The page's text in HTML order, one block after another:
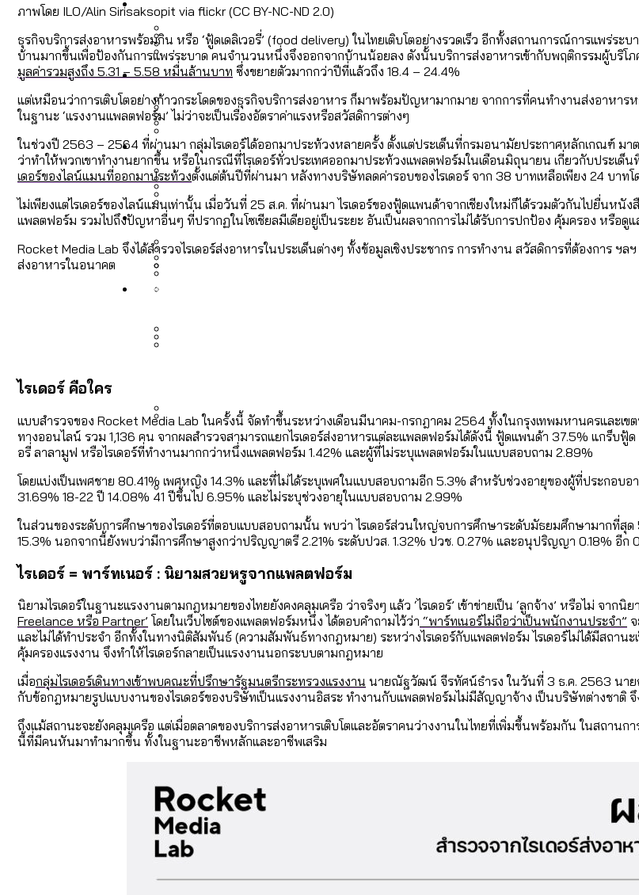
สมุดจดการบ้าน ส.ก. 2569 : แต่ละเขตมีปัญหาอะไรที่ ส.ก. ต้องทำการบ้าน
Vote62 ขอบคุณประชาชนที่ร่วมสังเกตการณ์การเลือกตั้งชวนคุยกันถึง
กทม. มีอำนาจแค่ไหน ในการแก้ปัญหาให้คนที่อาศัยอยู่ในกรุงเทพฯ
ขยะมูลฝอย 2568 [ข้อมูลดิบ]
ขยะของคน กทม. ที่ยังถูกนำไปทิ้งที่ ฉะเชิงเทรา นครปฐม และล่าสุดที่กา
งบระบายน้ำ-ป้องกันน้ำท่วม 4 ปี (2566-2569) ของ กทม. ในยุคชัชชาติ ลง
สำรวจ Hate Speech ที่ถูกผลิตซ้ำผ่านวิดีโอ AI ในช่วงความขัดแย้งไทย
ความเกลียดชังที่ขายได้ : สำรวจ Hate Speech ที่ถูกผลิตซ้ำผ่านวิดีโอ
กรุงเทพฯ เมืองคอนเสิร์ต : สำรวจคอนเสิร์ตและแฟนมีตติ้งในไทยจำนว
เมกะโปรเจ็กต์ของ กทม. ในช่วงที่มีการใช้งบคาบเกี่ยวในยุคชัชชาติ มีอะไ
ค่าฝุ่นในกรุงเทพฯ 2025 เทียบกับจำนวนควันบุหรี่ที่เข้าปอด [ข้อมูลดิบ]
สำรวจเศรษฐกิจในกรุงเทพฯ ผ่าน Bangkok Index 2025
Future
สังคมผู้สูงอายุไทย [ข้อมูลดิบ]
สำรวจสังคมผู้สูงอายุไทย : 6 จังหวัดเป็นสังคมสูงวัยระดับสุดยอด และ
Bangkok Index 2025 : อันดับความน่าอยู่ของ 50 เขตในกรุงเทพฯ
Database
สังคมผู้สูงอายุไทย [ข้อมูลดิบ]
กรุงเทพฯ เมืองสังคมผู้สูงอายุ [ข้อมูลดิบ]
สวนสาธารณะและพื้นที่สีเขียวใน กทม. [ข้อมูลดิบ]
Project
Bangkok Index
About Us
ภาพโดย ILO/Alin Sirisaksopit via flickr (CC BY-NC-ND 2.0)
ธุรกิจบริการส่งอาหารพร้อมกิน หรือ ‘ฟู้ดเดลิเวอรี่’ (food delivery) ในไทยเติบโตอย่างรวดเร็ว อีกทั้งสถานการณ์การแพร่ระ
บ้านมากขึ้นเพื่อป้องกันการแพร่ระบาด คนจำนวนหนึ่งจึงออกจากบ้านน้อยลง ดังนั้นบริการส่งอาหารเข้ากับพฤติกรรมผู้บริโภ
มูลค่ารวมสูงถึง 5.31 – 5.58 หมื่นล้านบาท ซึ่งขยายตัวมากกว่าปีที่แล้วถึง 18.4 – 24.4%
แต่เหมือนว่าการเติบโตอย่างก้าวกระโดดของธุรกิจบริการส่งอาหาร ก็มาพร้อมปัญหามากมาย จากการที่คนทำงานส่งอาหารห
ในฐานะ ‘แรงงานแพลตฟอร์ม’ ไม่ว่าจะเป็นเรื่องอัตราค่าแรงหรือสวัสดิการต่างๆ
ในช่วงปี 2563 – 2564 ที่ผ่านมา กลุ่มไรเดอร์ได้ออกมาประท้วงหลายครั้ง ตั้งแต่ประเด็นที่กรมอนามัยประกาศหลักเกณฑ์ ม
ว่าทำให้พวกเขาทำงานยากขึ้น หรือในกรณีที่ไรเดอร์ทั่วประเทศออกมาประท้วงแพลตฟอร์มในเดือนมิถุนายน เกี่ยวกับประเ
เดอร์ของไลน์แมนที่ออกมาประท้วงตั้งแต่ต้นปีที่ผ่านมา หลังทางบริษัทลดค่ารอบของไรเดอร์ จาก 38 บาทเหลือเพียง 24 บาท
ไม่เพียงแต่ไรเดอร์ของไลน์แมนเท่านั้น เมื่อวันที่ 25 ส.ค. ที่ผ่านมา ไรเดอร์ของฟู้ดแพนด้าจากเชียงใหม่ก็ได้รวมตัวกันไปยื่นห
แพลตฟอร์ม รวมไปถึงปัญหาอื่นๆ ที่ปรากฏในโซเชียลมีเดียอยู่เป็นระยะ อันเป็นผลจากการไม่ได้รับการปกป้อง คุ้มครอง หรือ
Rocket Media Lab จึงได้สำรวจไรเดอร์ส่งอาหารในประเด็นต่างๆ ทั้งข้อมูลเชิงประชากร การทำงาน สวัสดิการที่ต้องการ
ส่งอาหารในอนาคต
ไรเดอร์ คือใคร
แบบสำรวจของ Rocket Media Lab ในครั้งนี้ จัดทำขึ้นระหว่างเดือนมีนาคม-กรกฎาคม 2564 ทั้งในกรุงเทพมหานครและเ
ทางออนไลน์ รวม 1,136 คน จากผลสำรวจสามารถแยกไรเดอร์ส่งอาหารแต่ละแพลตฟอร์มได้ดังนี้ ฟู้ดแพนด้า 37.5% แกร็บฟู้
อรี่ ลาลามูฟ หรือไรเดอร์ที่ทำงานมากกว่าหนึ่งแพลตฟอร์ม 1.42% และผู้ที่ไม่ระบุแพลตฟอร์มในแบบสอบถาม 2.89%
โดยแบ่งเป็นเพศชาย 80.41% เพศหญิง 14.3% และที่ไม่ได้ระบุเพศในแบบสอบถามอีก 5.3% สำหรับช่วงอายุของผู้ที่ประกอ
31.69% 18-22 ปี 14.08% 41 ปีขึ้นไป 6.95% และไม่ระบุช่วงอายุในแบบสอบถาม 2.99%
ในส่วนของระดับการศึกษาของไรเดอร์ที่ตอบแบบสอบถามนั้น พบว่า ไรเดอร์ส่วนใหญ่จบการศึกษาระดับมัธยมศึกษามากที่
15.3% นอกจากนี้ยังพบว่ามีการศึกษาสูงกว่าปริญญาตรี 2.21% ระดับปวส. 1.32% ปวช. 0.27% และอนุปริญญา 0.18% อีก
ไรเดอร์ = พาร์ทเนอร์ : นิยามสวยหรูจากแพลตฟอร์ม
นิยามไรเดอร์ในฐานะแรงงานตามกฎหมายของไทยยังคงคลุมเครือ ว่าจริงๆ แล้ว ‘ไรเดอร์’ เข้าข่ายเป็น ‘ลูกจ้าง’ หรือไม่ จา
Freelance หรือ Partner’ โดยในเว็บไซต์ของแพลตฟอร์มหนึ่ง ได้ตอบคำถามไว้ว่า “พาร์ทเนอร์ไม่ถือว่าเป็นพนักงานประจำ”
และไม่ได้ทำประจำ อีกทั้งในทางนิติสัมพันธ์ (ความสัมพันธ์ทางกฎหมาย) ระหว่างไรเดอร์กับแพลตฟอร์ม ไรเดอร์ไม่ได้มีสถา
คุ้มครองแรงงาน จึงทำให้ไรเดอร์กลายเป็นแรงงานนอกระบบตามกฎหมาย
เมื่อกลุ่มไรเดอร์เดินทางเข้าพบคณะที่ปรึกษารัฐมนตรีกระทรวงแรงงาน นายณัฐวัฒน์ จีรทัศน์ธำรง ในวันที่ 3 ธ.ค. 2563 นา
กับข้อกฎหมายรูปแบบงานของไรเดอร์ของบริษัทเป็นแรงงานอิสระ ทำงานกับแพลตฟอร์มไม่มีสัญญาจ้าง เป็นบริษัทต่างชาติ จึง
ถึงแม้สถานะจะยังคลุมเครือ แต่เมื่อตลาดของบริการส่งอาหารเติบโตและอัตราคนว่างงานในไทยที่เพิ่มขึ้นพร้อมกัน ในสถาน
นี้ที่มีคนหันมาทำมากขึ้น ทั้งในฐานะอาชีพหลักและอาชีพเสริม